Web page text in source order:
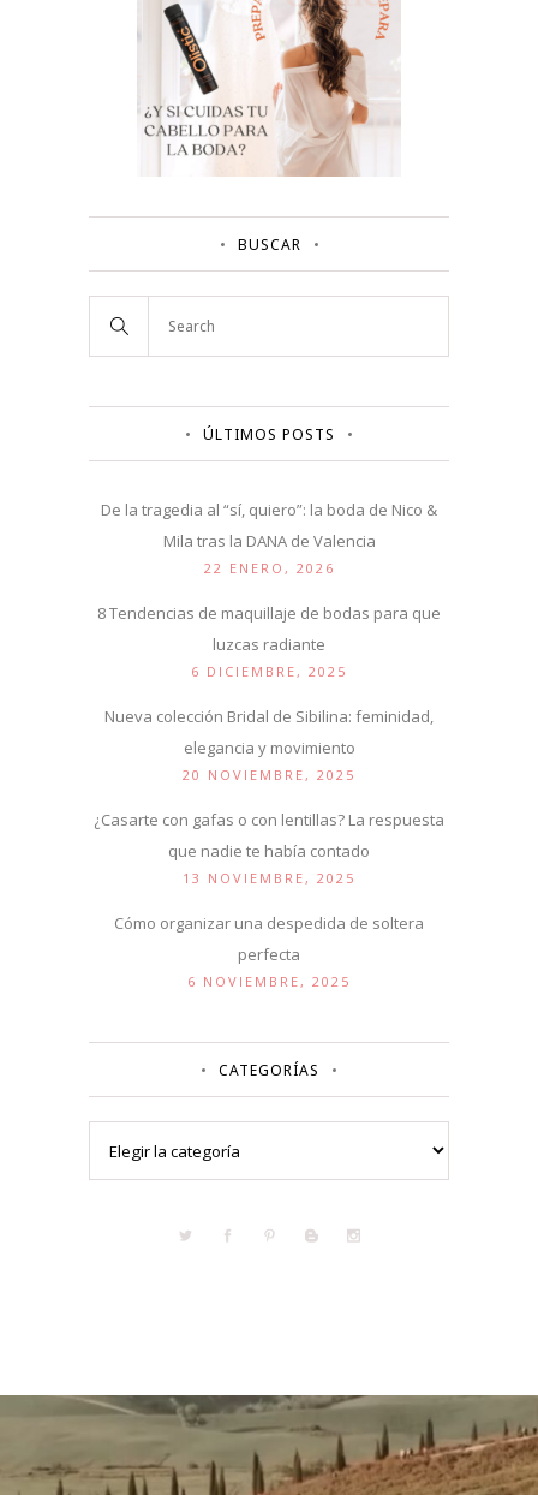
BUSCAR
ÚLTIMOS POSTS
De la tragedia al “sí, quiero”: la boda de Nico &
Mila tras la DANA de Valencia
22 ENERO, 2026
8 Tendencias de maquillaje de bodas para que
luzcas radiante
6 DICIEMBRE, 2025
Nueva colección Bridal de Sibilina: feminidad,
elegancia y movimiento
20 NOVIEMBRE, 2025
¿Casarte con gafas o con lentillas? La respuesta
que nadie te había contado
13 NOVIEMBRE, 2025
Cómo organizar una despedida de soltera
perfecta
6 NOVIEMBRE, 2025
CATEGORÍAS